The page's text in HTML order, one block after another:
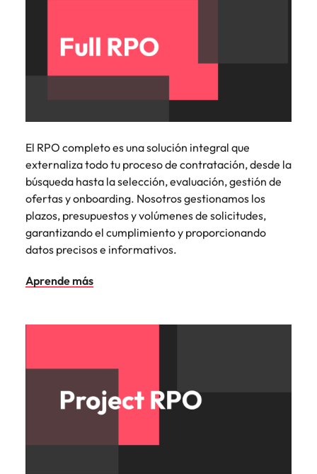
El RPO completo es una solución integral que
externaliza todo tu proceso de contratación, desde la
búsqueda hasta la selección, evaluación, gestión de
ofertas y onboarding. Nosotros gestionamos los
plazos, presupuestos y volúmenes de solicitudes,
garantizando el cumplimiento y proporcionando
datos precisos e informativos.
Aprende más